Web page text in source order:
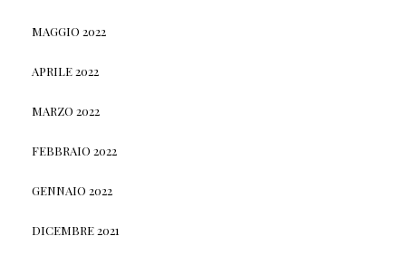
MAGGIO 2022
APRILE 2022
MARZO 2022
FEBBRAIO 2022
GENNAIO 2022
DICEMBRE 2021